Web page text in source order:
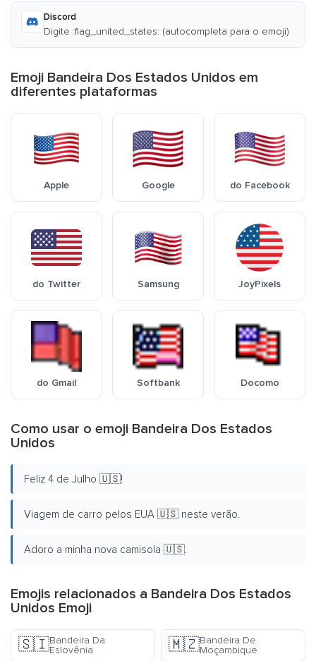
Discord
Digite :flag_united_states: (autocompleta para o emoji)
Emoji Bandeira Dos Estados Unidos em
diferentes plataformas
Apple Google do Facebook
do Twitter Samsung JoyPixels
do Gmail Softbank Docomo
Como usar o emoji Bandeira Dos Estados
Unidos
Feliz 4 de Julho 🇺🇸!
Viagem de carro pelos EUA 🇺🇸 neste verão.
Adoro a minha nova camisola 🇺🇸.
Emojis relacionados a Bandeira Dos Estados
Unidos Emoji
🇸🇮Bandeira Da
Eslovênia
🇲🇿Bandeira De
Moçambique